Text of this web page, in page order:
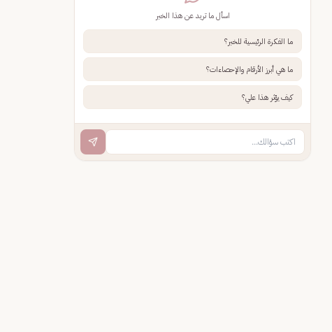
اسأل ما تريد عن هذا الخبر
ما الفكرة الرئيسية للخبر؟
ما هي أبرز الأرقام والإحصاءات؟
كيف يؤثر هذا علي؟